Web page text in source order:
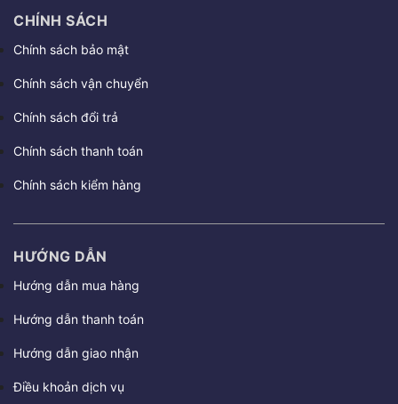
CHÍNH SÁCH
Chính sách bảo mật
Chính sách vận chuyển
Chính sách đổi trả
Chính sách thanh toán
Chính sách kiểm hàng
HƯỚNG DẪN
Hướng dẫn mua hàng
Hướng dẫn thanh toán
Hướng dẫn giao nhận
Điều khoản dịch vụ